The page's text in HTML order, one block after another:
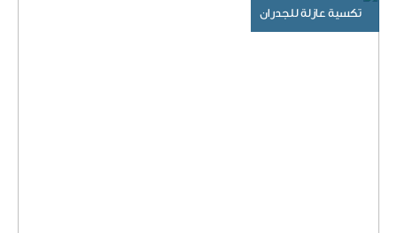
تكسية عازلة للجدران